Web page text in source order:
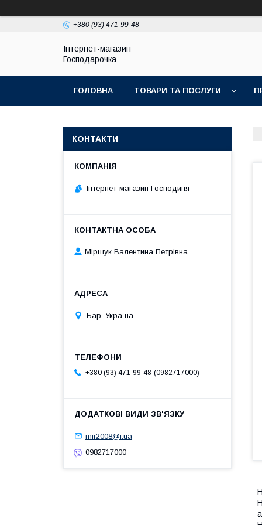
+380 (93) 471-99-48
Інтернет-магазин
Господарочка
ГОЛОВНА ТОВАРИ ТА ПОСЛУГИ
КОНТАКТИ
Інтернет-магазин Господиня
Міршук Валентина Петрівна
Бар, Україна
+380 (93) 471-99-48 0982717000
mir2008@i.ua
0982717000